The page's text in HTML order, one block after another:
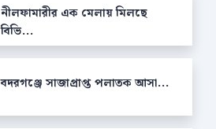
নীলফামারীর এক মেলায় মিলছে
বিভি...
বদরগঞ্জে সাজাপ্রাপ্ত পলাতক আসা...